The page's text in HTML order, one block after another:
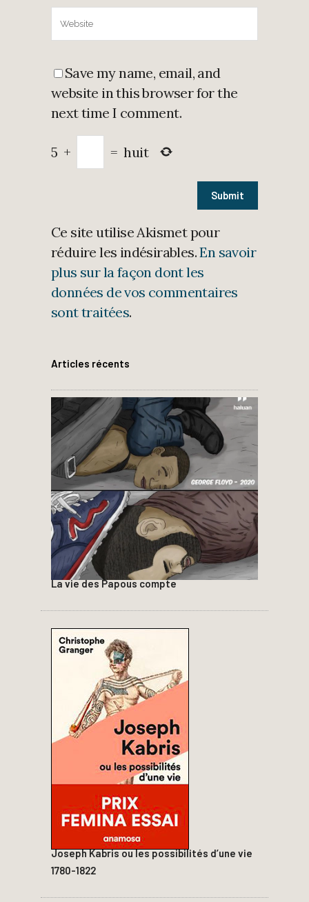
Save my name, email, and
website in this browser for the
next time I comment.
5 + = huit
Ce site utilise Akismet pour
réduire les indésirables.En savoir
plus sur la façon dont les
données de vos commentaires
sont traitées.
Articles récents
La vie des Papous compte
Joseph Kabris ou les possibilités d’une vie
1780-1822